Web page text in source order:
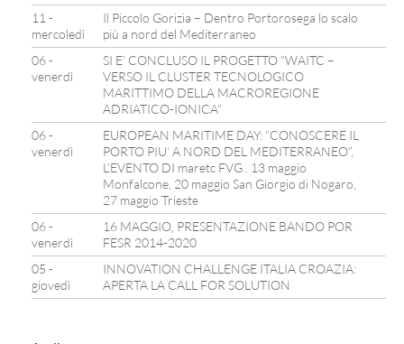
11 -
mercoledì
Il Piccolo Gorizia – Dentro Portorosega lo scalo
più a nord del Mediterraneo
06 -
venerdì
SI E’ CONCLUSO IL PROGETTO “WAITC –
VERSO IL CLUSTER TECNOLOGICO
MARITTIMO DELLA MACROREGIONE
ADRIATICO-IONICA”
06 -
venerdì
EUROPEAN MARITIME DAY: “CONOSCERE IL
PORTO PIU’ A NORD DEL MEDITERRANEO”,
L’EVENTO DI maretc FVG . 13 maggio
Monfalcone, 20 maggio San Giorgio di Nogaro,
27 maggio Trieste
06 -
venerdì
16 MAGGIO, PRESENTAZIONE BANDO POR
FESR 2014-2020
05 -
giovedì
INNOVATION CHALLENGE ITALIA CROAZIA:
APERTA LA CALL FOR SOLUTION